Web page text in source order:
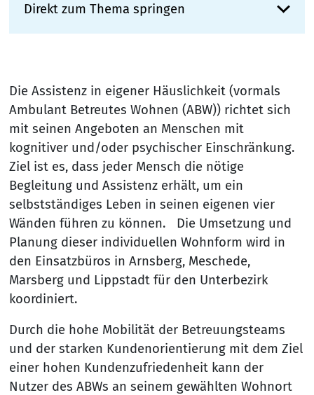
Direkt zum Thema springen
Die Assistenz in eigener Häuslichkeit (vormals
Ambulant Betreutes Wohnen (ABW)) richtet sich
mit seinen Angeboten an Menschen mit
kognitiver und/oder psychischer Einschränkung.
Ziel ist es, dass jeder Mensch die nötige
Begleitung und Assistenz erhält, um ein
selbstständiges Leben in seinen eigenen vier
Wänden führen zu können. Die Umsetzung und
Planung dieser individuellen Wohnform wird in
den Einsatzbüros in Arnsberg, Meschede,
Marsberg und Lippstadt für den Unterbezirk
koordiniert.
Durch die hohe Mobilität der Betreuungsteams
und der starken Kundenorientierung mit dem Ziel
einer hohen Kundenzufriedenheit kann der
Nutzer des ABWs an seinem gewählten Wohnort